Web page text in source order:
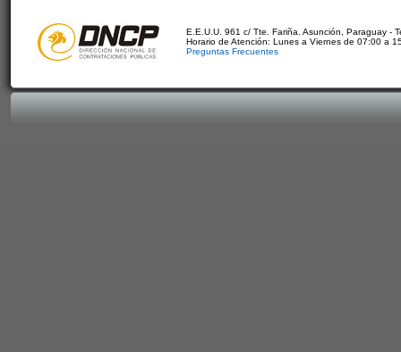
E.E.U.U. 961 c/ Tte. Fariña. Asunción, Paraguay -
Horario de Atención: Lunes a Viernes de 07:00 a
Preguntas Frecuentes